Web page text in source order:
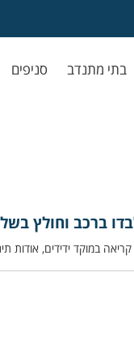
בתי מתנדב סניפים
ברכב וחולץ